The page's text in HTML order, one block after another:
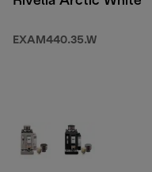
EXAM440.35.W